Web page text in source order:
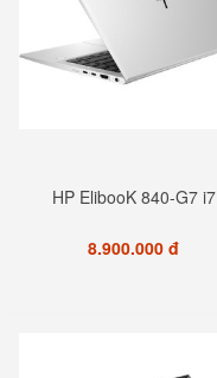
HP ElibooK 840-G7 i7
8.900.000 đ